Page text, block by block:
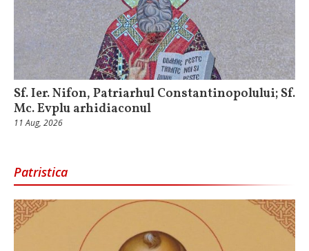
Sf. Ier. Nifon, Patriarhul Constantinopolului; Sf.
Mc. Evplu arhidiaconul
11 Aug, 2026
Patristica